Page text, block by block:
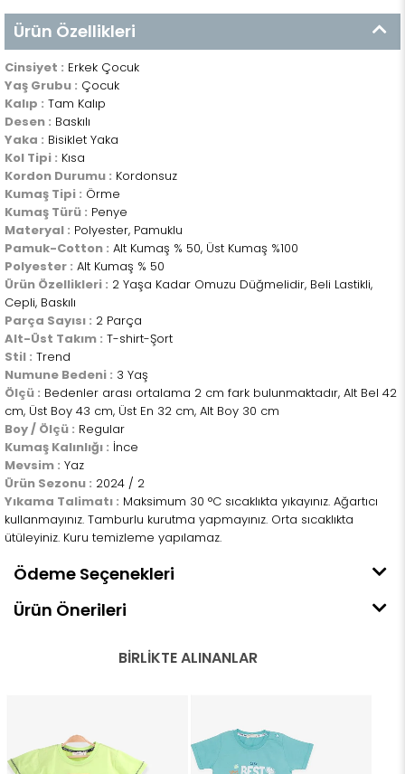
Ürün Özellikleri
Cinsiyet : Erkek Çocuk
Yaş Grubu : Çocuk
Kalıp : Tam Kalıp
Desen : Baskılı
Yaka : Bisiklet Yaka
Kol Tipi : Kısa
Kordon Durumu : Kordonsuz
Kumaş Tipi : Örme
Kumaş Türü : Penye
Materyal : Polyester, Pamuklu
Pamuk-Cotton : Alt Kumaş % 50, Üst Kumaş %100
Polyester : Alt Kumaş % 50
Ürün Özellikleri : 2 Yaşa Kadar Omuzu Düğmelidir, Beli Lastikli,
Cepli, Baskılı
Parça Sayısı : 2 Parça
Alt-Üst Takım : T-shirt-Şort
Stil : Trend
Numune Bedeni : 3 Yaş
Ölçü : Bedenler arası ortalama 2 cm fark bulunmaktadır, Alt Bel 42
cm, Üst Boy 43 cm, Üst En 32 cm, Alt Boy 30 cm
Boy / Ölçü : Regular
Kumaş Kalınlığı : İnce
Mevsim : Yaz
Ürün Sezonu : 2024 / 2
Yıkama Talimatı : Maksimum 30 °C sıcaklıkta yıkayınız. Ağartıcı
kullanmayınız. Tamburlu kurutma yapmayınız. Orta sıcaklıkta
ütüleyiniz. Kuru temizleme yapılamaz.
Ödeme Seçenekleri
Ürün Önerileri